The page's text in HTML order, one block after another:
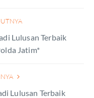
Lulusan Terbaik
Jatim*
Lulusan Terbaik